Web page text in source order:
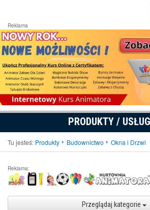
Reklama
PRODUKTY /
Tu jesteś: Produkty Budownictwo Okna i Drzwi
Reklama:
Przeglądaj kategorie